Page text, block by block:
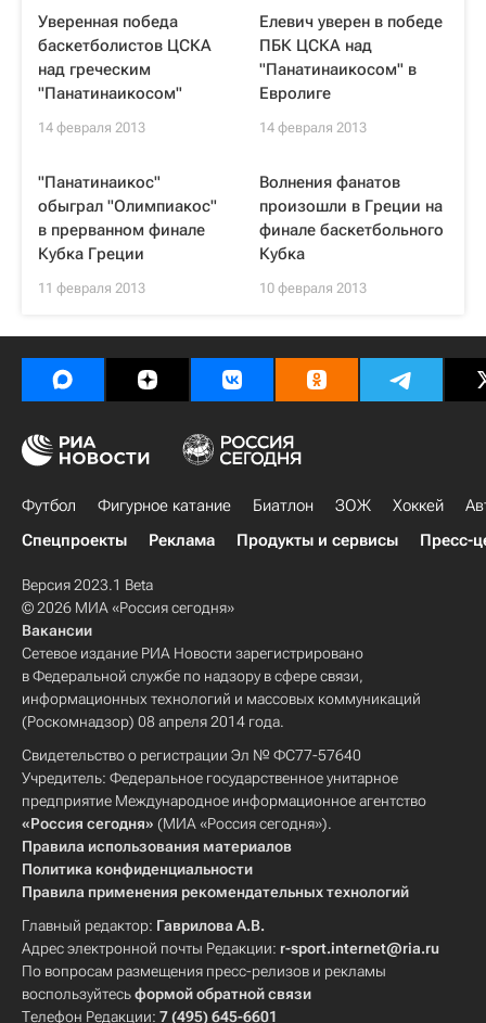
Уверенная победа
баскетболистов ЦСКА
над греческим
"Панатинаикосом"
14 февраля 2013
Елевич уверен в победе
ПБК ЦСКА над
"Панатинаикосом" в
Евролиге
14 февраля 2013
"Панатинаикос"
обыграл "Олимпиакос"
в прерванном финале
Кубка Греции
11 февраля 2013
Волнения фанатов
произошли в Греции на
финале баскетбольного
Кубка
10 февраля 2013
Футбол Фигурное катание Биатлон ЗОЖ Хоккей
Спецпроекты
Реклама Продукты и сервисы Пресс-
Версия 2023.1 Beta
© 2026 МИА «Россия сегодня»
Вакансии
Сетевое издание РИА Новости зарегистрировано
в Федеральной службе по надзору в сфере связи,
информационных технологий и массовых коммуникаций
(Роскомнадзор) 08 апреля 2014 года.
Свидетельство о регистрации Эл № ФС77-57640
Учредитель: Федеральное государственное унитарное
предприятие Международное информационное агентство
«Россия сегодня» (МИА «Россия сегодня»).
Правила использования материалов
Политика конфиденциальности
Правила применения рекомендательных технологий
Главный редактор: Гаврилова А.В.
Адрес электронной почты Редакции: r-sport.internet@ria.ru
По вопросам размещения пресс-релизов и рекламы
воспользуйтесьформой обратной связи
Телефон Редакции: 7 (495) 645-6601